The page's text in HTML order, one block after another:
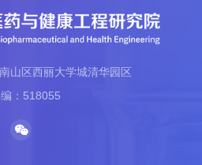
山区西丽大学城清华园区
：518055